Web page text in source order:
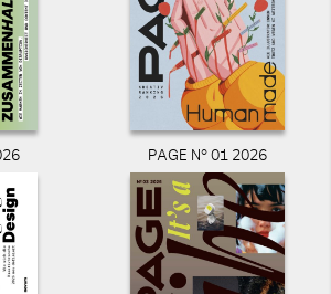
PAGE N° 01 2026